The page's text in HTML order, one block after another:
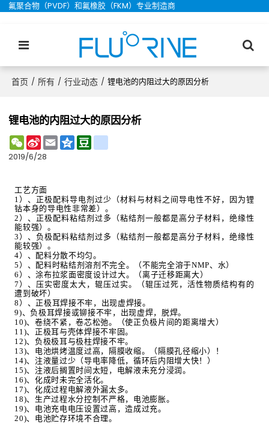
氟聚合物（PVDF）和氟橡胶（FKM）专业制造商
首页 / 所有 / 行业动态 / 锂电池的内阻过大的原因分析
锂电池的内阻过大的原因分析
WeChat
Sina
Weibo
EmailQzone
2019/6/28
工艺方面
1 ）、正极配料导电剂过少（材料与材料之间导电性不好，因为锂
钴本身的导电性非常差）。
2 ）、正极配料粘结剂过多（粘结剂一般都是高分子材料，绝缘性
能较强）。
3 ）、负极配料粘结剂过多（粘结剂一般都是高分子材料，绝缘性
能较强）。
4）、配料分散不均匀。
5 ）、配料时粘结剂溶剂不完全。（不能完全溶于NMP、水）
6 ）、涂布拉浆面密度设计过大。（离子迁移距离大）
7 ）、压实密度太大，辊压过实。（辊压过死，活性物质结构有的
遭到破坏）
8 ）、正极耳焊接不牢，出现虚焊接。
9)、负极耳焊接或铆接不牢，出现虚焊，脱焊。
10)、卷绕不紧，卷芯松弛。（使正负极片间的距离增大）
11)、正极耳与壳体焊接不牢固。
12)、负极极耳与极柱焊接不牢。
13)、电池烘烤温度过高，隔膜收缩。（隔膜孔径缩小）！
14)、注液量过少（导电率降低，循环后内阻增大快！）
15)、注液后搁置时间太短，电解液未充分浸润。
16)、化成时未完全活化。
17)、化成过程电解液外漏太多。
18)、生产过程水分控制不严格，电池膨胀。
19)、电池充电电压设置过高，造成过充。
20)、电池贮存环境不合理。